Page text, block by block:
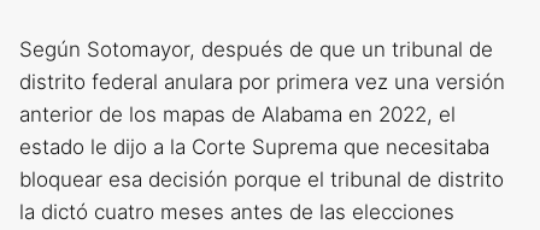
Según Sotomayor, después de que un tribunal de
distrito federal anulara por primera vez una versión
anterior de los mapas de Alabama en 2022, el
estado le dijo a la Corte Suprema que necesitaba
bloquear esa decisión porque el tribunal de distrito
la dictó cuatro meses antes de las elecciones